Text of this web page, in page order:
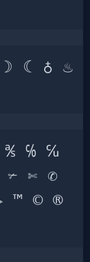
☾ ♁ ♨
℅ ℆
✃ ✄ ✆
™ © ®